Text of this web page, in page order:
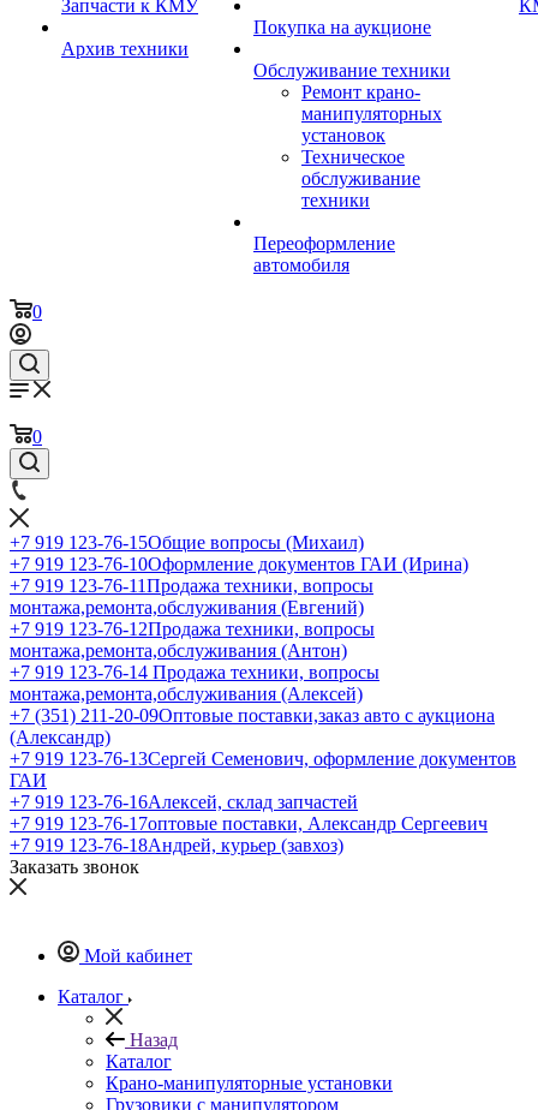
Запчасти к КМУ
Архив техники
Покупка на аукционе
Обслуживание техники
Ремонт крано-
манипуляторных
установок
Техническое
обслуживание
техники
Переоформление
автомобиля
0
0
+7 919 123-76-15Общие вопросы (Михаил)
+7 919 123-76-10Оформление документов ГАИ (Ирина)
+7 919 123-76-11Продажа техники, вопросы
монтажа,ремонта,обслуживания (Евгений)
+7 919 123-76-12Продажа техники, вопросы
монтажа,ремонта,обслуживания (Антон)
+7 919 123-76-14 Продажа техники, вопросы
монтажа,ремонта,обслуживания (Алексей)
+7 (351) 211-20-09Оптовые поставки,заказ авто с аукциона
(Александр)
+7 919 123-76-13Сергей Семенович, оформление документов
ГАИ
+7 919 123-76-16Алексей, склад запчастей
+7 919 123-76-17оптовые поставки, Александр Сергеевич
+7 919 123-76-18Андрей, курьер (завхоз)
Заказать звонок
Мой кабинет
Каталог
Назад
Каталог
Крано-манипуляторные установки
Грузовики с манипулятором